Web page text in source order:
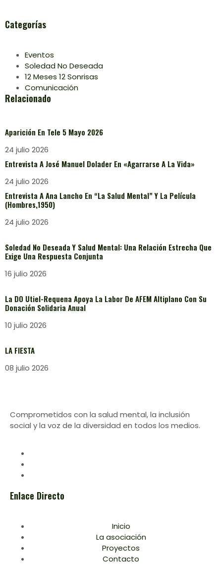
Categorías
Eventos
Soledad No Deseada
12 Meses 12 Sonrisas
Comunicación
Relacionado
Aparición En Tele 5 Mayo 2026
24 julio 2026
Entrevista A José Manuel Dolader En «Agarrarse A La Vida»
24 julio 2026
Entrevista A Ana Lancho En “La Salud Mental” Y La Película
(Hombres,1950)
24 julio 2026
Soledad No Deseada Y Salud Mental: Una Relación Estrecha Que
Exige Una Respuesta Conjunta
16 julio 2026
La DO Utiel-Requena Apoya La Labor De AFEM Altiplano Con Su
Donación Solidaria Anual
10 julio 2026
LA FIESTA
08 julio 2026
Comprometidos con la salud mental, la inclusión
social y la voz de la diversidad en todos los medios.
Enlace Directo
Inicio
La asociación
Proyectos
Contacto